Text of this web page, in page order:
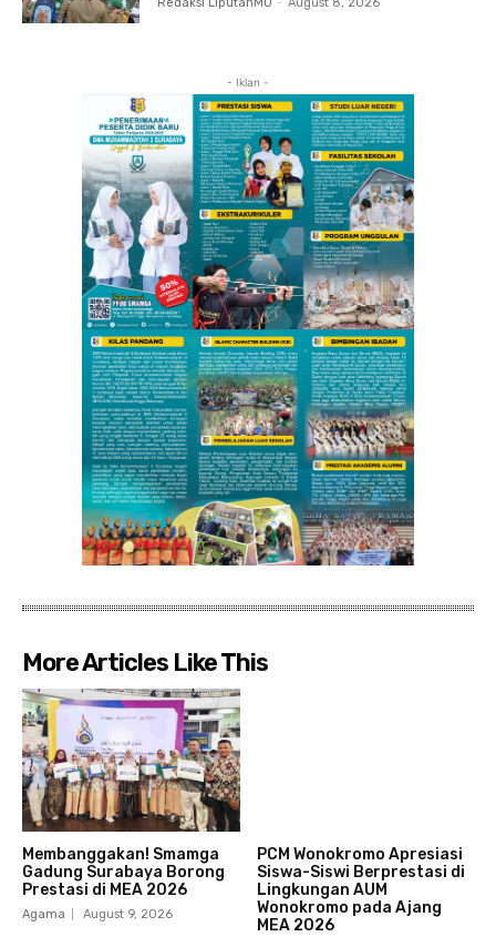
- Iklan -
More Articles Like This
Membanggakan! Smamga
Gadung Surabaya Borong
Prestasi di MEA 2026
Agama August 9, 2026
PCM Wonokromo Apresiasi
Siswa-Siswi Berprestasi di
Lingkungan AUM
Wonokromo pada Ajang
MEA 2026